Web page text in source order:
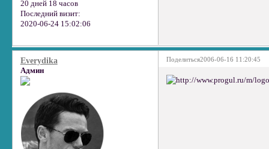
20 дней 18 часов
Последний визит:
2020-06-24 15:02:06
Поделиться2006-06-16 11:20:45
Everydika
Админ